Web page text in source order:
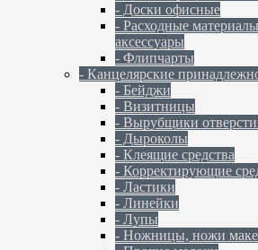
- Доски офисные
- Расходные
аксессуары
- Флипчарты
- Канцелярские
- Бейджи
- Визитницы
- Вырубщики
- Дыроколы
- Клеящие средства
- Корректирующие
- Ластики
- Линейки
- Лупы
- Ножницы, ножи